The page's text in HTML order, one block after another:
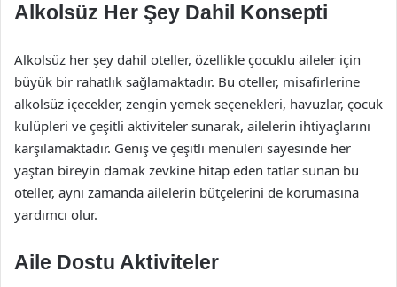
Alkolsüz Her Şey Dahil Konsepti
Alkolsüz her şey dahil oteller, özellikle çocuklu aileler için
büyük bir rahatlık sağlamaktadır. Bu oteller, misafirlerine
alkolsüz içecekler, zengin yemek seçenekleri, havuzlar, çocuk
kulüpleri ve çeşitli aktiviteler sunarak, ailelerin ihtiyaçlarını
karşılamaktadır. Geniş ve çeşitli menüleri sayesinde her
yaştan bireyin damak zevkine hitap eden tatlar sunan bu
oteller, aynı zamanda ailelerin bütçelerini de korumasına
yardımcı olur.
Aile Dostu Aktiviteler